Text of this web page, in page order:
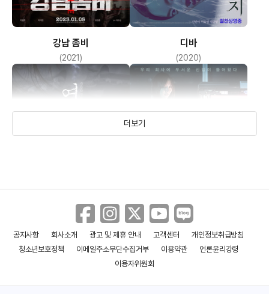
강남 좀비
(2021)
디바
(2020)
여곡성 마녀
더보기
공지사항 회사소개 광고 및 제휴 안내 고객센터
개인정보취급방침
청소년보호정책
이메일주소무단수집거부 이용약관
언론윤리강령
이용자위원회